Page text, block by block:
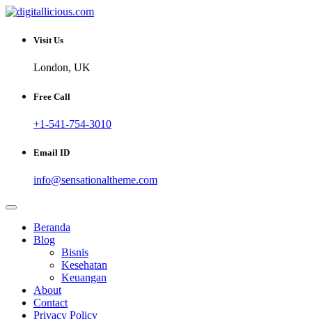
Skip
content
digitallicious.com
Sharing Digital Information
Visit Us
London, UK
Free Call
+1-541-754-3010
Email ID
info@sensationaltheme.com
Beranda
Blog
Bisnis
Kesehatan
Keuangan
About
Contact
Privacy Policy